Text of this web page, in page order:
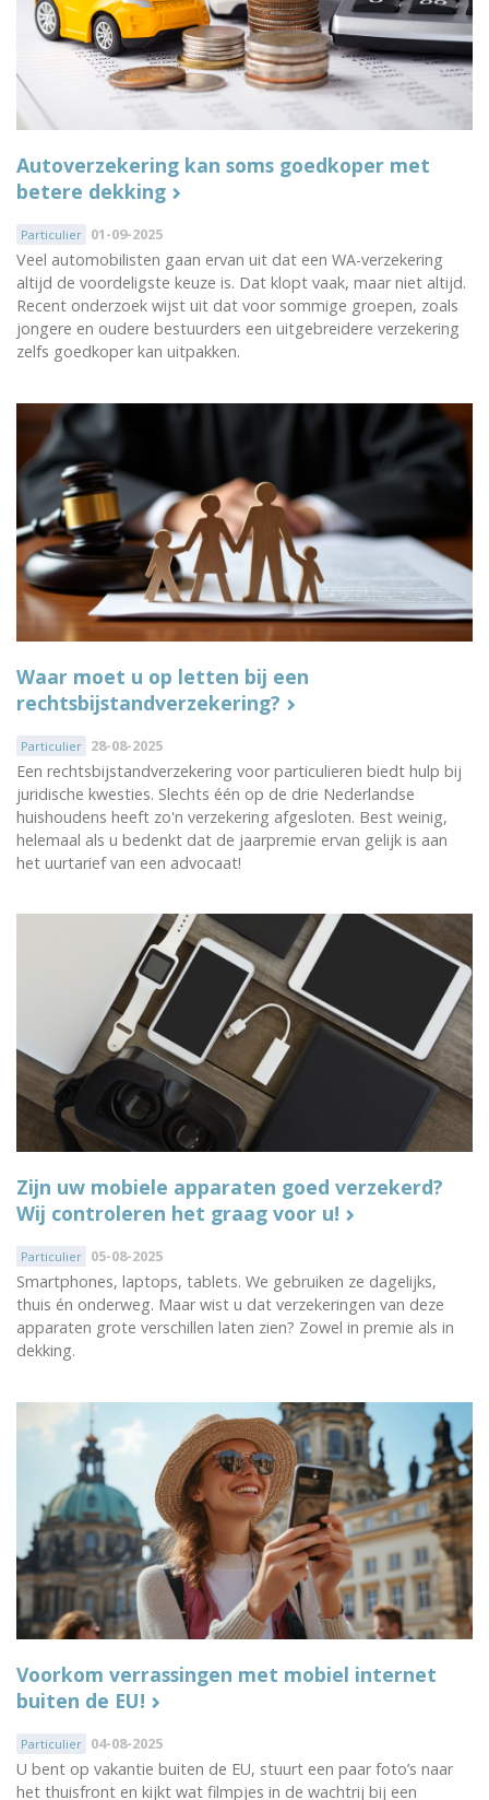
Autoverzekering kan soms goedkoper met
betere dekking
Particulier 01-09-2025
Veel automobilisten gaan ervan uit dat een WA-verzekering
altijd de voordeligste keuze is. Dat klopt vaak, maar niet altijd.
Recent onderzoek wijst uit dat voor sommige groepen, zoals
jongere en oudere bestuurders een uitgebreidere verzekering
zelfs goedkoper kan uitpakken.
Waar moet u op letten bij een
rechtsbijstandverzekering?
Particulier 28-08-2025
Een rechtsbijstandverzekering voor particulieren biedt hulp bij
juridische kwesties. Slechts één op de drie Nederlandse
huishoudens heeft zo'n verzekering afgesloten. Best weinig,
helemaal als u bedenkt dat de jaarpremie ervan gelijk is aan
het uurtarief van een advocaat!
Zijn uw mobiele apparaten goed verzekerd?
Wij controleren het graag voor u!
Particulier 05-08-2025
Smartphones, laptops, tablets. We gebruiken ze dagelijks,
thuis én onderweg. Maar wist u dat verzekeringen van deze
apparaten grote verschillen laten zien? Zowel in premie als in
dekking.
Voorkom verrassingen met mobiel internet
buiten de EU!
Particulier 04-08-2025
U bent op vakantie buiten de EU, stuurt een paar foto’s naar
het thuisfront en kijkt wat filmpjes in de wachtrij bij een